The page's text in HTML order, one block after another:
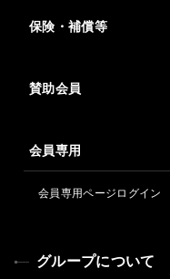
保険・補償等
賛助会員
会員専用
会員専用ページログイン
グループについて